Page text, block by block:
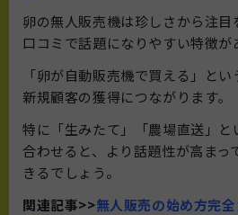
卵の無人販売機は珍しさから注
口コミで話題になりやすい特徴が
「卵が自動販売機で買える」とい
新規顧客の獲得につながります。
特に「生みたて」「農場直送」
合わせると、より話題性が高まっ
きるでしょう。
関連記事>>無人販売の始め方完